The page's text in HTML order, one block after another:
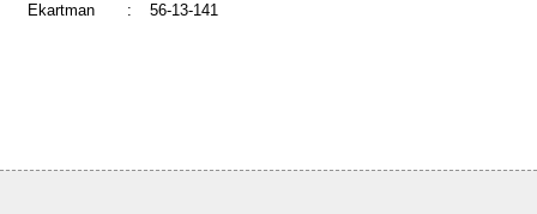
Ekartman : 56-13-141